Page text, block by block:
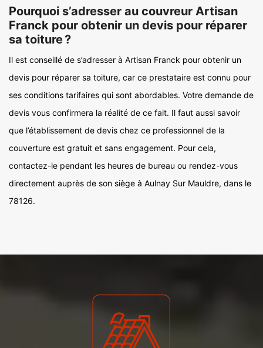
Pourquoi s’adresser au couvreur Artisan
Franck pour obtenir un devis pour réparer
sa toiture ?
Il est conseillé de s’adresser à Artisan Franck pour obtenir un
devis pour réparer sa toiture, car ce prestataire est connu pour
ses conditions tarifaires qui sont abordables. Votre demande de
devis vous confirmera la réalité de ce fait. Il faut aussi savoir
que l’établissement de devis chez ce professionnel de la
couverture est gratuit et sans engagement. Pour cela,
contactez-le pendant les heures de bureau ou rendez-vous
directement auprès de son siège à Aulnay Sur Mauldre, dans le
78126.